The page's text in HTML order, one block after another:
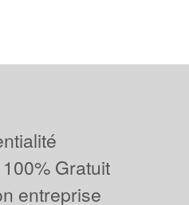
Gratuit
entreprise